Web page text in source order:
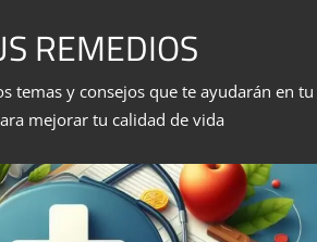
REMEDIOS
temas y consejos que te ayudarán en tu
mejorar tu calidad de vida